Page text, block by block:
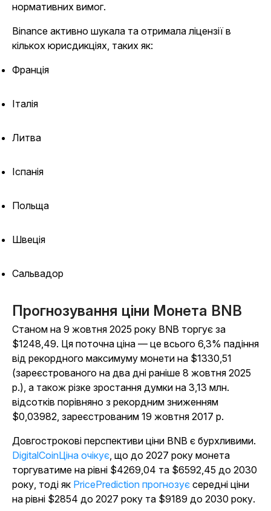
нормативних вимог.
Binance активно шукала та отримала ліцензії в
кількох юрисдикціях, таких як:
Франція
Італія
Литва
Іспанія
Польща
Швеція
Сальвадор
Прогнозування ціни Монета BNB
Станом на 9 жовтня 2025 року BNB торгує за
$1248,49. Ця поточна ціна — це всього 6,3% падіння
від рекордного максимуму монети на $1330,51
(зареєстрованого на два дні раніше 8 жовтня 2025
р.), а також різке зростання думки на 3,13 млн.
відсотків порівняно з рекордним зниженням
$0,03982, зареєстрованим 19 жовтня 2017 р.
Довгострокові перспективи ціни BNB є бурхливими.
DigitalCoinЦіна очікує, що до 2027 року монета
торгуватиме на рівні $4269,04 та $6592,45 до 2030
року, тоді як PricePrediction прогнозує середні ціни
на рівні $2854 до 2027 року та $9189 до 2030 року.